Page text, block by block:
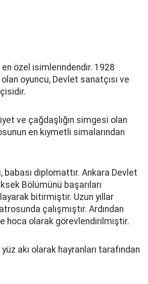
özel isimlerindendir. 1928
oyuncu, Devlet sanatçısı ve
ve çağdaşlığın simgesi olan
en kıymetli simalarından
babası diplomattır. Ankara Devlet
Bölümünü başarıları
bitirmiştir. Uzun yıllar
çalışmıştır. Ardından
hoca olarak görevlendirilmiştir.
akı olarak hayranları tarafından